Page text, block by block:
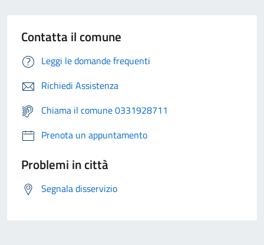
Contatta il comune
Leggi le domande frequenti
Richiedi Assistenza
Chiama il comune 0331928711
Prenota un appuntamento
Problemi in città
Segnala disservizio